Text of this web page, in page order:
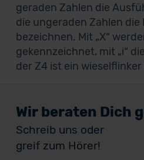
geraden Zahlen die
die ungeraden Zahlen die
bezeichnen. Mit „X“
gekennzeichnet, mit „i“
der Z4 ist ein wieselflinker
Wir beraten Dich
Schreib uns oder
greif zum Hörer!